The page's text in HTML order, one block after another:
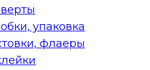
упаковка
флаеры